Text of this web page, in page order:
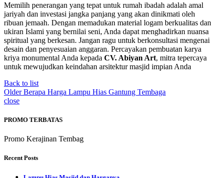
Memilih penerangan yang tepat untuk rumah ibadah adalah amal
jariyah dan investasi jangka panjang yang akan dinikmati oleh
ribuan jemaah. Dengan memadukan material logam berkualitas dan
ukiran Islami yang bernilai seni, Anda dapat menghadirkan nuansa
spiritual yang berkesan. Jangan ragu untuk berkonsultasi mengenai
desain dan penyesuaian anggaran. Percayakan pembuatan karya
kriya monumental Anda kepada CV. Abiyan Art, mitra tepercaya
untuk mewujudkan keindahan arsitektur masjid impian Anda
Back to list
Older Berapa Harga Lampu Hias Gantung Tembaga
close
PROMO TERBATAS
Promo Kerajinan Tembag
Recent Posts